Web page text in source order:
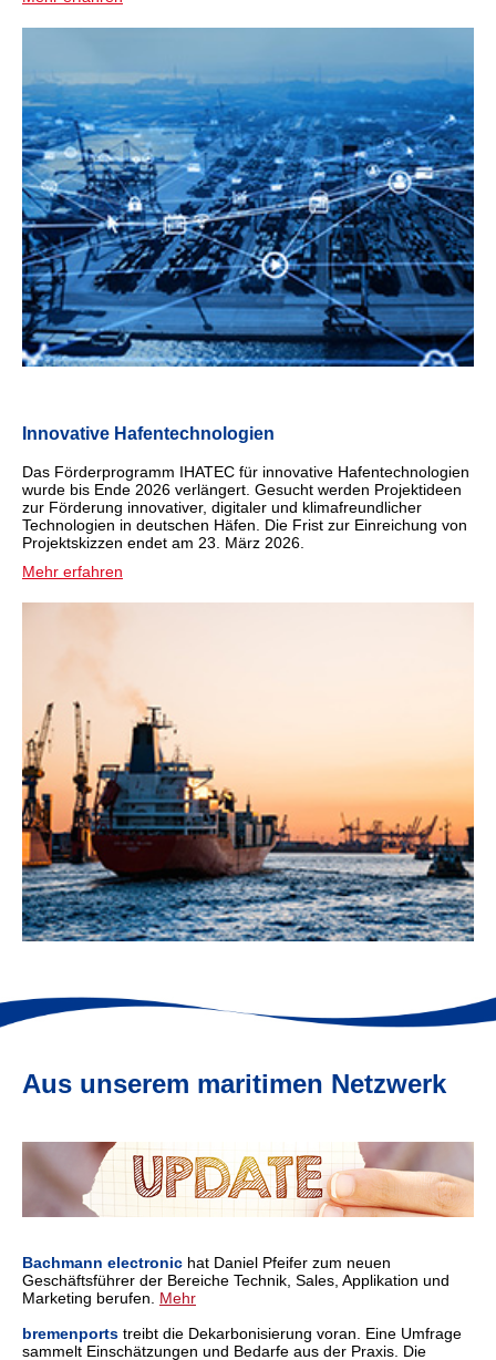
Innovative Hafentechnologien
Das Förderprogramm IHATEC für innovative Hafentechnologien
wurde bis Ende 2026 verlängert. Gesucht werden Projektideen
zur Förderung innovativer, digitaler und klimafreundlicher
Technologien in deutschen Häfen. Die Frist zur Einreichung von
Projektskizzen endet am 23. März 2026.
Mehr erfahren
Aus unserem maritimen Netzwerk
Bachmann electronic hat Daniel Pfeifer zum neuen
Geschäftsführer der Bereiche Technik, Sales, Applikation und
Marketing berufen. Mehr
bremenports treibt die Dekarbonisierung voran. Eine Umfrage
sammelt Einschätzungen und Bedarfe aus der Praxis. Die